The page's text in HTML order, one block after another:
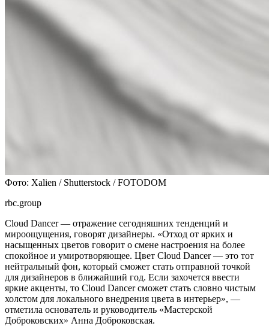
Фото: Xalien / Shutterstock / FOTODOM
rbc.group
Cloud Dancer — отражение сегодняшних тенденций и
мироощущения, говорят дизайнеры. «Отход от ярких и
насыщенных цветов говорит о смене настроения на более
спокойное и умиротворяющее. Цвет Cloud Dancer — это тот
нейтральный фон, который сможет стать отправной точкой
для дизайнеров в ближайший год. Если захочется ввести
яркие акценты, то Cloud Dancer сможет стать словно чистым
холстом для локального внедрения цвета в интерьер», —
отметила основатель и руководитель «Мастерской
Доброковских» Анна Доброковская.